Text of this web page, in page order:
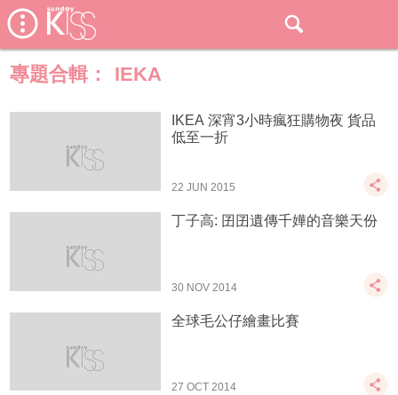
專題合輯： IEKA
IKEA 深宵3小時瘋狂購物夜 貨品
低至一折
22 JUN 2015
丁子高: 囝囝遺傳千嬅的音樂天份
30 NOV 2014
全球毛公仔繪畫比賽
27 OCT 2014